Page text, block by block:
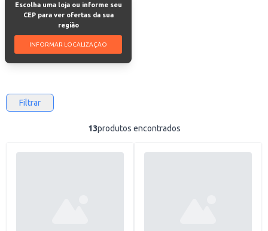
Escolha uma loja ou informe seu
CEP para ver ofertas da sua
região
INFORMAR LOCALIZAÇÃO
Roupa íntima
Roupa Íntima
Filtrar
13produtos encontrados